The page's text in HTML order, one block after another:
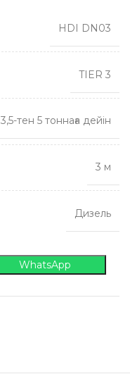
HDI DN03
TIER 3
3,5-тен 5 тоннаға дейін
3 м
Дизель
WhatsApp